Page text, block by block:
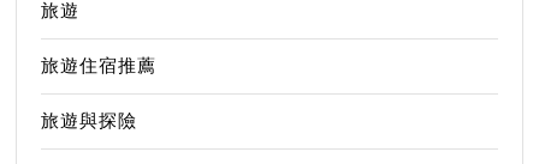
旅遊
旅遊住宿推薦
旅遊與探險